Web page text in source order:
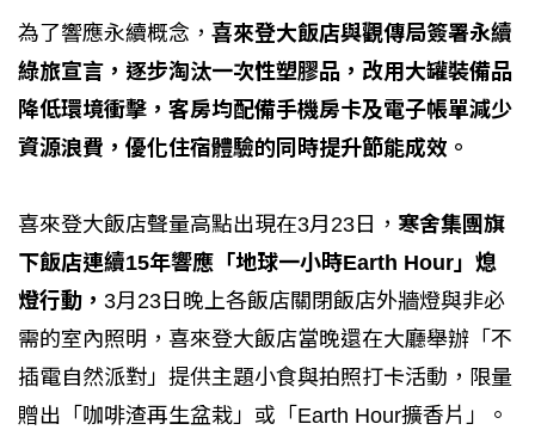
為了響應永續概念， 喜來登大飯店與觀傳局簽署永續
綠旅宣言，逐步淘汰一次性塑膠品，改用大罐裝備品
降低環境衝擊，客房均配備手機房卡及電子帳單減少
資源浪費，優化住宿體驗的同時提升節能成效。
喜來登大飯店聲量高點出現在3月23日， 寒舍集團旗
下飯店連續15年響應「地球一小時Earth Hour」熄
燈行動， 3月23日晚上各飯店關閉飯店外牆燈與非必
需的室內照明，喜來登大飯店當晚還在大廳舉辦「不
插電自然派對」提供主題小食與拍照打卡活動，限量
贈出「咖啡渣再生盆栽」或「Earth Hour擴香片」。